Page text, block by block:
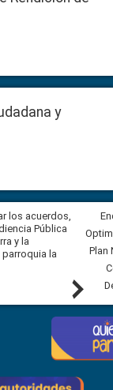
y
los acuerdos,
Pública
y la
la
Plan